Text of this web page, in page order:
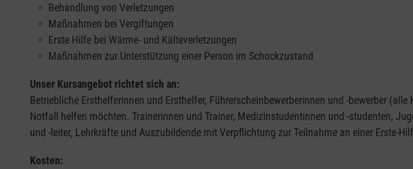
Behandlung von Verletzungen
Maßnahmen bei Vergiftungen
Erste Hilfe bei Wärme- und Kälteverletzungen
Maßnahmen zur Unterstützung einer Person im Schockzustand
Unser Kursangebot richtet sich an:
Betriebliche Ersthelferinnen und Ersthelfer, Führerscheinbewerberinnen und -bewerber
Notfall helfen möchten. Trainerinnen und Trainer, Medizinstudentinnen und -studenten,
und -leiter, Lehrkräfte und Auszubildende mit Verpflichtung zur Teilnahme an einer Erste-
Kosten: